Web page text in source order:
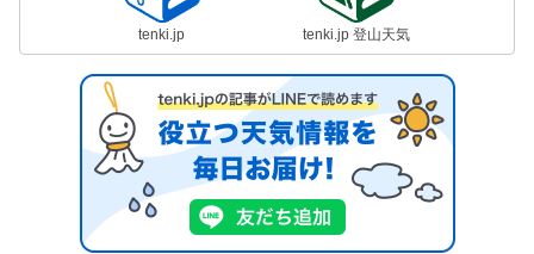
tenki.jp tenki.jp 登山天気